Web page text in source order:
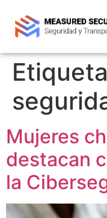
Mujeres
destacan
la